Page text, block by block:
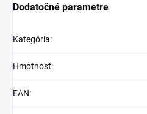
Dodatočné parametre
Kategória:
Hmotnosť:
EAN: